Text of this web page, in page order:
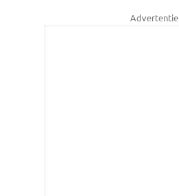
Advertentie